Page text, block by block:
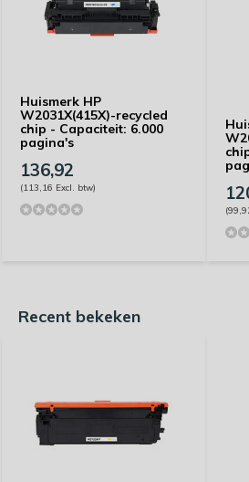
Huismerk HP
W2031X(415X)-recycled
chip - Capaciteit: 6.000
pagina's
136,92
(113,16 Excl. btw)
Recent bekeken